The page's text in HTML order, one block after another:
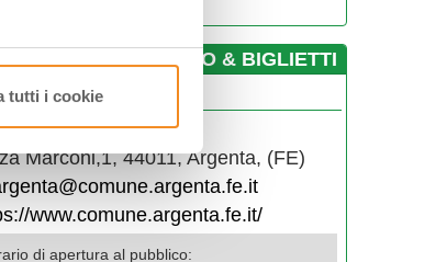
tutti i cookie
­INFO & BIGLIETTI
Marconi,1, 44011, Argenta, (FE)
www.comune.argenta.fe.it/
di apertura al pubblico: